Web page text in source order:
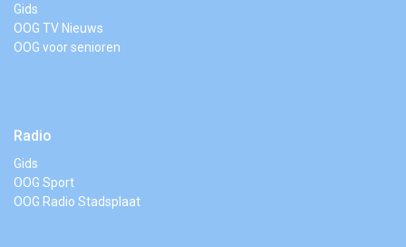
Gids
OOG TV Nieuws
OOG voor senioren
Radio
Gids
OOG Sport
OOG Radio Stadsplaat